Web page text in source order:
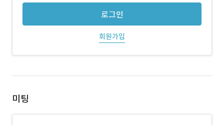
로그인
회원가입
미팅